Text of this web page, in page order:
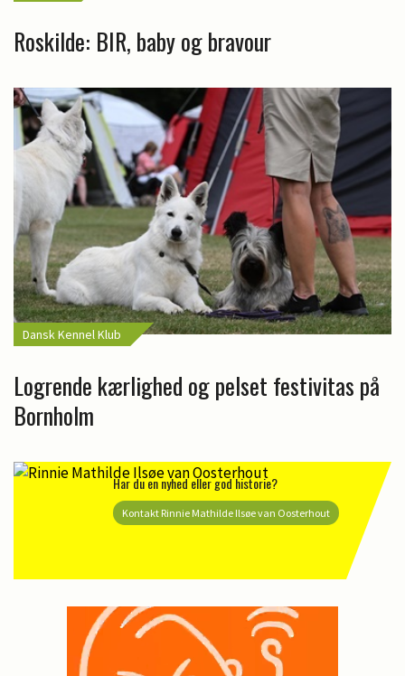
Roskilde: BIR, baby og bravour
Dansk Kennel Klub
Logrende kærlighed og pelset festivitas på
Bornholm
Har du en nyhed eller god historie?
Kontakt Rinnie Mathilde Ilsøe van Oosterhout